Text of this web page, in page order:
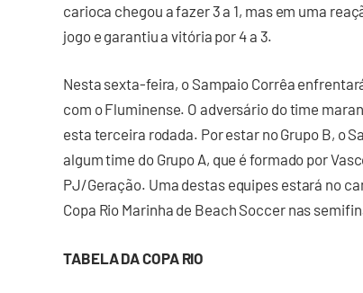
carioca chegou a fazer 3 a 1, mas em uma
jogo e garantiu a vitória por 4 a 3.
Nesta sexta-feira, o Sampaio Corrêa
com o Fluminense. O adversário do time
esta terceira rodada. Por estar no Grupo B, o
algum time do Grupo A, que é formado por
PJ/Geração. Uma destas equipes estará no
Copa Rio Marinha de Beach Soccer nas
TABELA DA COPA RIO